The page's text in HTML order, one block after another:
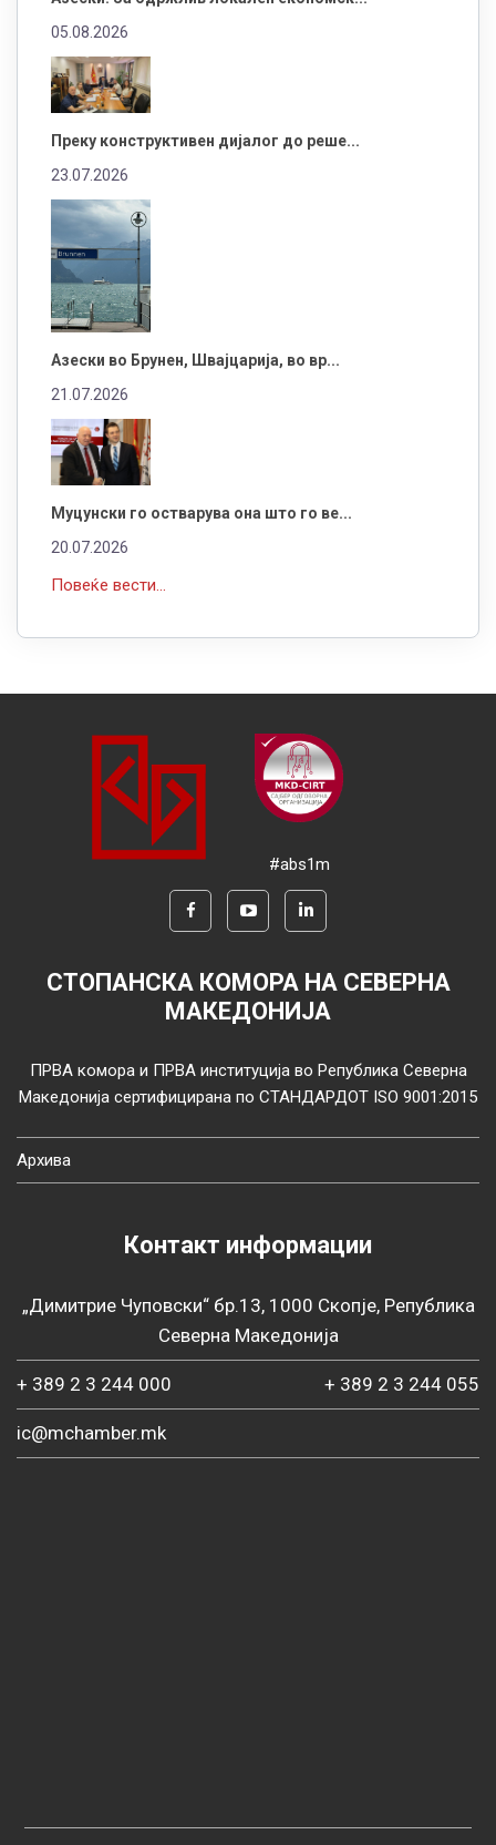
05.08.2026
Преку конструктивен дијалог до реше...
23.07.2026
Азески во Брунен, Швајцарија, во вр...
21.07.2026
Муцунски го остварува она што го ве...
20.07.2026
Повеќе вести...
#abs1m
СТОПАНСКА КОМОРА НА СЕВЕРНА
МАКЕДОНИЈА
ПРВА комора и ПРВА институција во Република Северна
Македонија сертифицирана по СТАНДАРДОТ ISO 9001:2015
Архива
Контакт информации
„Димитрие Чуповски“ бр.13, 1000 Скопје, Република
Северна Македонија
+ 389 2 3 244 000 + 389 2 3 244 055
ic@mchamber.mk